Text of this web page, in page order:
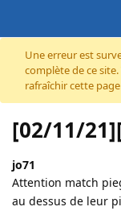
Accéder au contenu
Une erreur est
complète de ce
rafraîchir cette
[02/11/
jo71
Attention match
au dessus de leur